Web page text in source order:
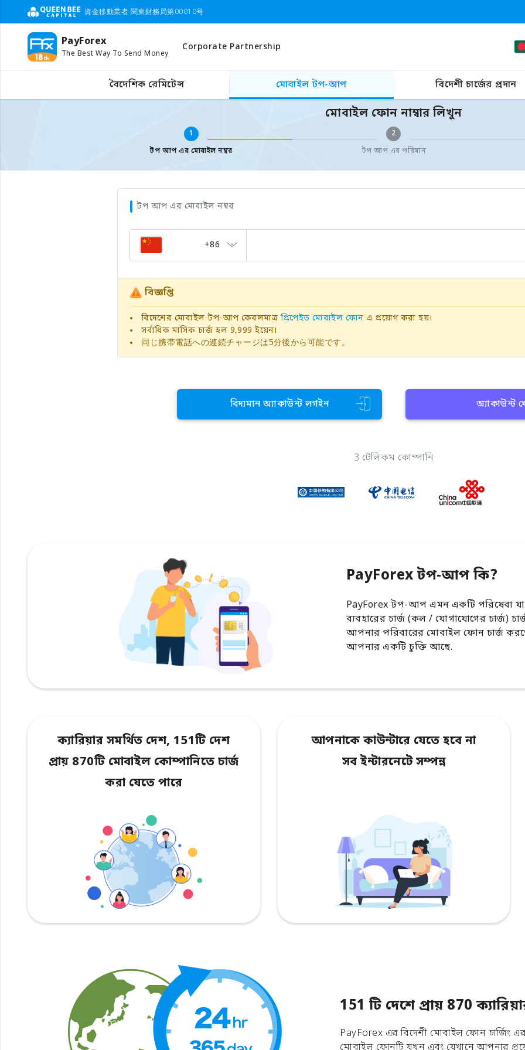
資金移動業者 関東財務局第00010号
PayForex
The Best Way To Send Money
Corporate Partnership
বৈদেশিক রেমিটেন্স মোবাইল টপ-আপ বিদেশী চার্জের প্রদান
বিদেশের মোবাইল টপ আপ মোবাইল ফোন নাম্বার লিখুন
মোবাইল ফোন নাম্বার লিখুন
1
টপ আপ এর মোবাইল নম্বর
2
টপ আপ এর পরিমান
টপ আপ এর মোবাইল নম্বর
+86
বিজ্ঞপ্তি
বিদেশের মোবাইল টপ-আপ কেবলমাত্র প্রিপেইড মোবাইল ফোন এ প্রয়োগ করা হয়।
সর্বাধিক মাসিক চার্জ হল 9,999 ইয়েন৷
同じ携帯電話への連続チャージは5分後から可能です。
বিদ্যমান অ্যাকাউন্ট লগইন অ্যাকাউন্ট
3 টেলিকম কোম্পানি
PayForex টপ-আপ কি?
PayForex টপ-আপ এমন একটি পরিষেবা
ব্যবহারের চার্জ (কল / যোগাযোগের চার্জ)
আপনার পরিবারের মোবাইল ফোন চার্জ
আপনার একটি চুক্তি আছে.
ক্যারিয়ার সমর্থিত দেশ, 151টি দেশ
প্রায় 870টি মোবাইল কোম্পানিতে চার্জ
করা যেতে পারে
আপনাকে কাউন্টারে যেতে হবে না
সব ইন্টারনেটে সম্পন্ন
151 টি দেশে প্রায় 870
PayForex এর বিদেশী মোবাইল ফোন চার্জিং